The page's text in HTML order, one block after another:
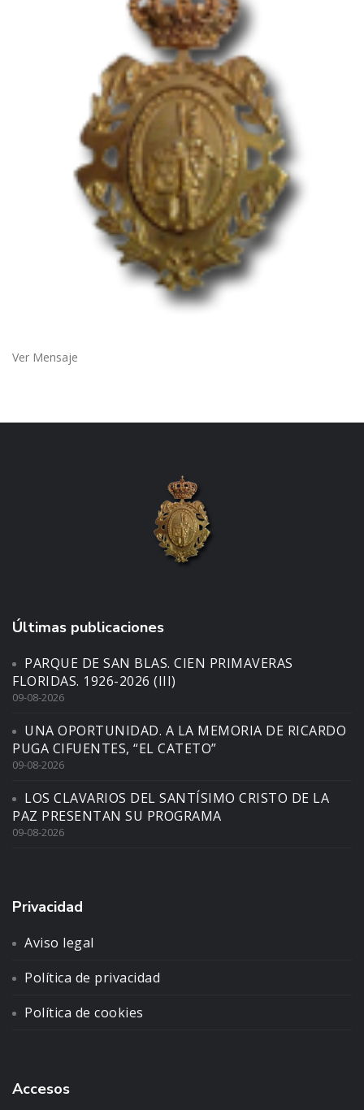
Ver Mensaje
Últimas publicaciones
PARQUE DE SAN BLAS. CIEN PRIMAVERAS
FLORIDAS. 1926-2026 (III)
09-08-2026
UNA OPORTUNIDAD. A LA MEMORIA DE RICARDO
PUGA CIFUENTES, “EL CATETO”
09-08-2026
LOS CLAVARIOS DEL SANTÍSIMO CRISTO DE LA
PAZ PRESENTAN SU PROGRAMA
09-08-2026
Privacidad
Aviso legal
Política de privacidad
Política de cookies
Accesos